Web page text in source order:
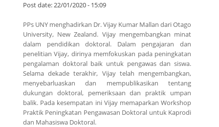
Post date:22/01/2020 - 15:09
PPs UNY menghadirkan Dr. Vijay Kumar Mallan dari Otago
University, New Zealand. Vijay mengembangkan minat
dalam pendidikan doktoral. Dalam pengajaran dan
penelitian Vijay, dirinya memfokuskan pada peningkatan
pengalaman doktoral baik untuk pengawas dan siswa.
Selama dekade terakhir, Vijay telah mengembangkan,
menyebarluaskan dan mempublikasikan tentang
dukungan doktoral, pemeriksaan dan praktik umpan
balik. Pada kesempatan ini Vijay memaparkan Workshop
Praktik Peningkatan Pengawasan Doktoral untuk Kaprodi
dan Mahasiswa Doktoral.